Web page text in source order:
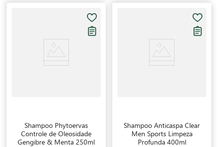
Shampoo Phytoervas
Controle de Oleosidade
Gengibre & Menta 250ml
Shampoo Anticaspa Clear
Men Sports Limpeza
Profunda 400ml